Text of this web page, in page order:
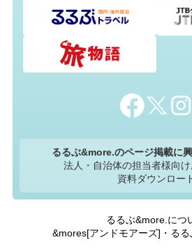
るるぶ&more.のページ掲載に
法人・自治体の担当者様向
資料ダウンロー
るるぶ&more.につ
&mores[アンドモアーズ]・る